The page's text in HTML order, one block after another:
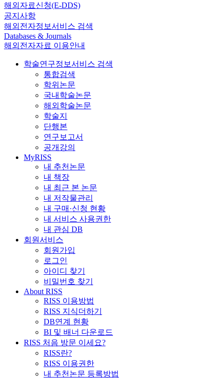
해외자료신청(E-DDS)
공지사항
해외전자정보서비스 검색
Databases & Journals
해외전자자료 이용안내
학술연구정보서비스 검색
통합검색
학위논문
국내학술논문
해외학술논문
학술지
단행본
연구보고서
공개강의
MyRISS
내 추천논문
내 책장
내 최근 본 논문
내 저작물관리
내 구매·신청 현황
내 서비스 사용권한
내 관심 DB
회원서비스
회원가입
로그인
아이디 찾기
비밀번호 찾기
About RISS
RISS 이용방법
RISS 지식더하기
DB연계 현황
BI 및 배너 다운로드
RISS 처음 방문 이세요?
RISS란?
RISS 이용권한
내 추천논문 등록방법